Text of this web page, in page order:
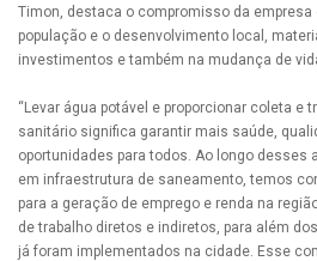
Timon, destaca o compromisso da empresa
população e o desenvolvimento local,
investimentos e também na mudança de
“Levar água potável e proporcionar coleta e
sanitário significa garantir mais saúde,
oportunidades para todos. Ao longo desses
em infraestrutura de saneamento, temos
para a geração de emprego e renda na
de trabalho diretos e indiretos, para além
já foram implementados na cidade. Esse